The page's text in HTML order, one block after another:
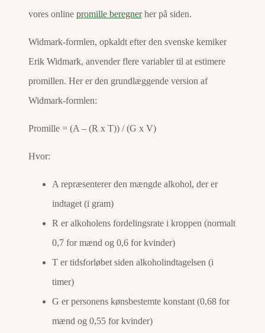
vores online promille beregnerher på siden.
Widmark-formlen, opkaldt efter den svenske kemiker
Erik Widmark, anvender flere variabler til at estimere
promillen. Her er den grundlæggende version af
Widmark-formlen:
Promille = (A – (R x T)) / (G x V)
Hvor:
A repræsenterer den mængde alkohol, der er
indtaget (i gram)
R er alkoholens fordelingsrate i kroppen (normalt
0,7 for mænd og 0,6 for kvinder)
T er tidsforløbet siden alkoholindtagelsen (i
timer)
G er personens kønsbestemte konstant (0,68 for
mænd og 0,55 for kvinder)